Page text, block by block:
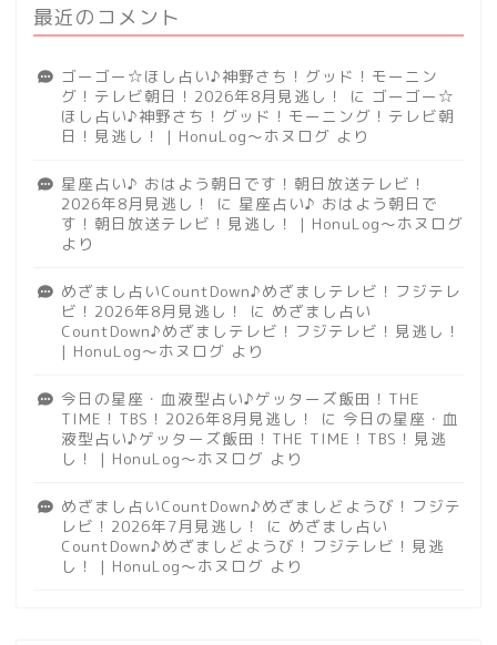
最近のコメント
ゴーゴー☆ほし占い♪神野さち！グッド！モーニン
グ！テレビ朝日！2026年8月見逃し！
に ゴーゴー☆
ほし占い♪神野さち！グッド！モーニング！テレビ朝
日！見逃し！ | HonuLog～ホヌログ より
星座占い♪ おはよう朝日です！朝日放送テレビ！
2026年8月見逃し！
に 星座占い♪ おはよう朝日で
す！朝日放送テレビ！見逃し！ | HonuLog～ホヌログ
より
めざまし占いCountDown♪めざましテレビ！フジテレ
ビ！2026年8月見逃し！
に めざまし占い
CountDown♪めざましテレビ！フジテレビ！見逃し！
| HonuLog～ホヌログ より
今日の星座・血液型占い♪ゲッターズ飯田！THE
TIME！TBS！2026年8月見逃し！
に 今日の星座・血
液型占い♪ゲッターズ飯田！THE TIME！TBS！見逃
し！ | HonuLog～ホヌログ より
めざまし占いCountDown♪めざましどようび！フジテ
レビ！2026年7月見逃し！
に めざまし占い
CountDown♪めざましどようび！フジテレビ！見逃
し！ | HonuLog～ホヌログ より